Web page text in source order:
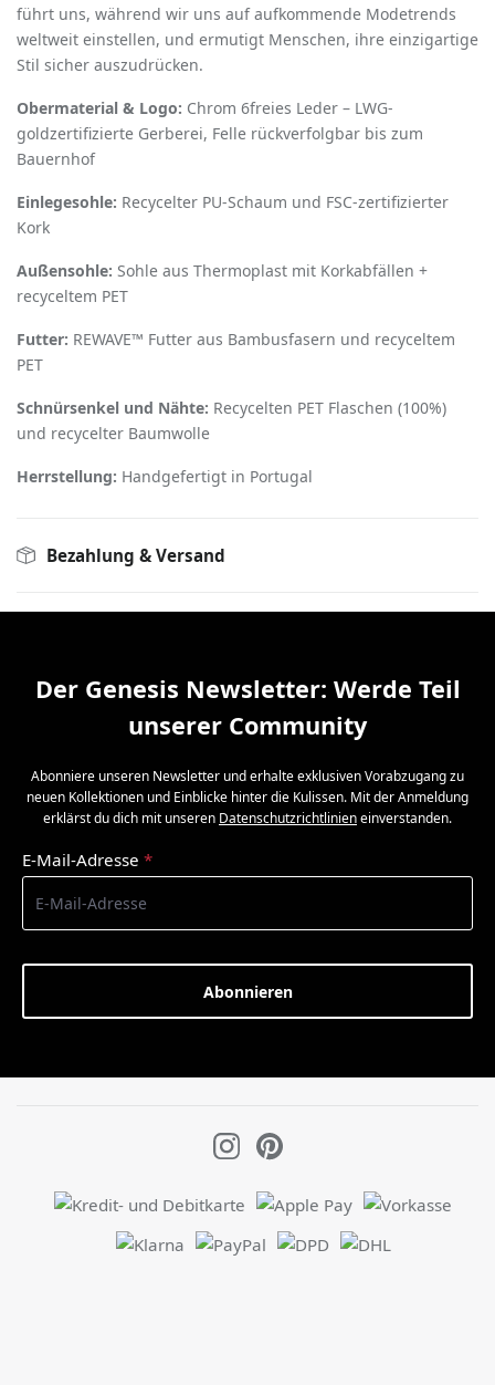
führt uns, während wir uns auf aufkommende Modetrends
weltweit einstellen, und ermutigt Menschen, ihre einzigartige
Stil sicher auszudrücken.
Obermaterial & Logo: Chrom 6­freies Leder – LWG­
goldzertifizierte Gerberei, Felle rückverfolgbar bis zum
Bauernhof
Einlegesohle: Recycelter PU­-Schaum und FSC-­zertifizierter
Kork
Außensohle: Sohle aus Thermoplast mit Korkabfällen +
recyceltem PET
Futter: REWAVE™ Futter aus Bambusfasern und recyceltem
PET
Schnürsenkel und Nähte: Recycelten PET­ Flaschen (100%)
und recycelter Baumwolle
Herrstellung: Handgefertigt in Portugal
Bezahlung & Versand
Der Genesis Newsletter: Werde Teil
unserer Community
Abonniere unseren Newsletter und erhalte exklusiven Vorabzugang zu
neuen Kollektionen und Einblicke hinter die Kulissen. Mit der Anmeldung
erklärst du dich mit unseren Datenschutzrichtlinieneinverstanden.
E-Mail-Adresse *
Abonnieren